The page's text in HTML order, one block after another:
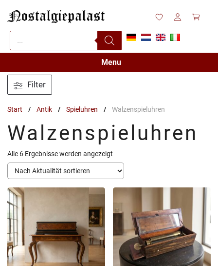
Inhalt
springen
Products
search
Menu
Start / Antik / Spieluhren / Walzenspieluhren
Walzenspieluhren
Alle 6 Ergebnisse werden angezeigt
Aktualität
sortiert
Filter